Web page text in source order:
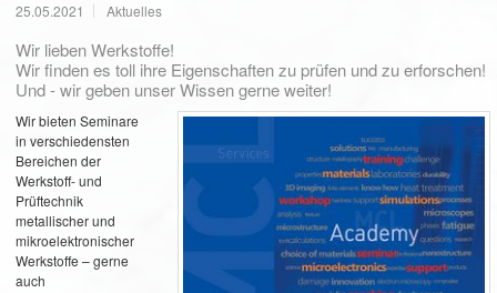
25.05.2021 Aktuelles
Wir lieben Werkstoffe!
Wir finden es toll ihre Eigenschaften zu prüfen und zu erforschen!
Und - wir geben unser Wissen gerne weiter!
Wir bieten Seminare
in verschiedensten
Bereichen der
Werkstoff- und
Prüftechnik
metallischer und
mikroelektronischer
Werkstoffe – gerne
auch